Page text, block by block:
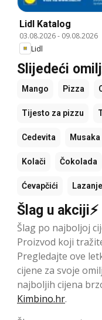
Lidl Katalog
03.08.2026- 09.08.2026
Lidl
Slijedeći
Mango Pizza
Tijesto za pizzu
Cedevita Musaka
Kolači Čokolada
Ćevapčići Lazanje
Šlag u akciji⚡
Šlag po najboljoj
Proizvod koji
Pregledajte ove
cijene za svoje
najboljih cijena
Kimbino.hr.